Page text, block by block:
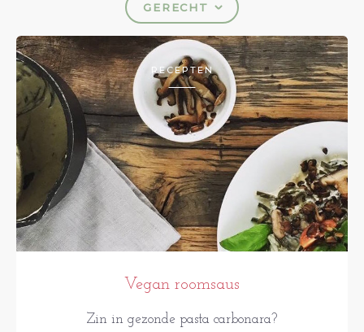
GERECHT
RECEPTEN
Vegan roomsaus
Zin in gezonde pasta carbonara?